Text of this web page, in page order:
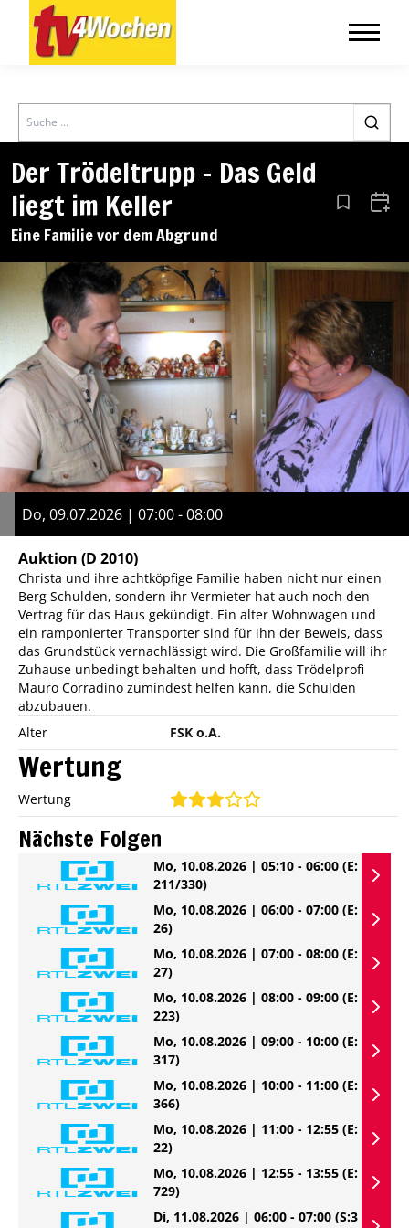
Search
Der Trödeltrupp – Das Geld
liegt im Keller
Eine Familie vor dem Abgrund
Aus den
Do, 09.07.2026 | 07:00 - 08:00
Auktion (D 2010)
Christa und ihre achtköpfige Familie haben nicht nur einen
Berg Schulden, sondern ihr Vermieter hat auch noch den
Vertrag für das Haus gekündigt. Ein alter Wohnwagen und
ein ramponierter Transporter sind für ihn der Beweis, dass
das Grundstück vernachlässigt wird. Die Großfamilie will ihr
Zuhause unbedingt behalten und hofft, dass Trödelprofi
Mauro Corradino zumindest helfen kann, die Schulden
abzubauen.
Alter
FSK o.A.
Wertung
Wertung
Nächste Folgen
Mo, 10.08.2026 | 05:10 - 06:00 (E:
211/330)
Mo, 10.08.2026 | 06:00 - 07:00 (E:
26)
Mo, 10.08.2026 | 07:00 - 08:00 (E:
27)
Mo, 10.08.2026 | 08:00 - 09:00 (E:
223)
Mo, 10.08.2026 | 09:00 - 10:00 (E:
317)
Mo, 10.08.2026 | 10:00 - 11:00 (E:
366)
Mo, 10.08.2026 | 11:00 - 12:55 (E:
22)
Mo, 10.08.2026 | 12:55 - 13:55 (E:
729)
Di, 11.08.2026 | 06:00 - 07:00 (S:3